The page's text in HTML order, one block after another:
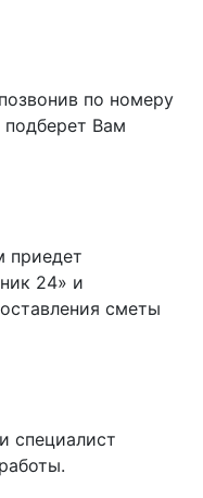
по номеру
подберет Вам
приедет
24» и
сметы
специалист